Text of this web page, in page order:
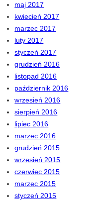
maj 2017
kwiecień 2017
marzec 2017
luty 2017
styczeń 2017
grudzień 2016
listopad 2016
październik 2016
wrzesień 2016
sierpień 2016
lipiec 2016
marzec 2016
grudzień 2015
wrzesień 2015
czerwiec 2015
marzec 2015
styczeń 2015